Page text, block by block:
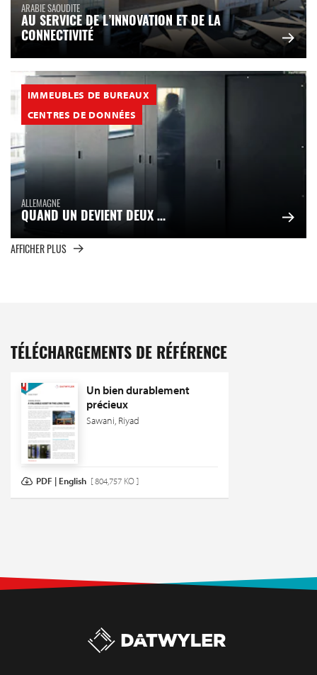
ARABIE SAOUDITE
AU SERVICE DE L’INNOVATION ET DE LA
CONNECTIVITÉ
IMMEUBLES DE BUREAUX
CENTRES DE DONNÉES
ALLEMAGNE
QUAND UN DEVIENT DEUX …
AFFICHER PLUS
TÉLÉCHARGEMENTS DE RÉFÉRENCE
Un bien durablement
précieux
Sawani, Riyad
PDF | English [ 804,757 KO ]